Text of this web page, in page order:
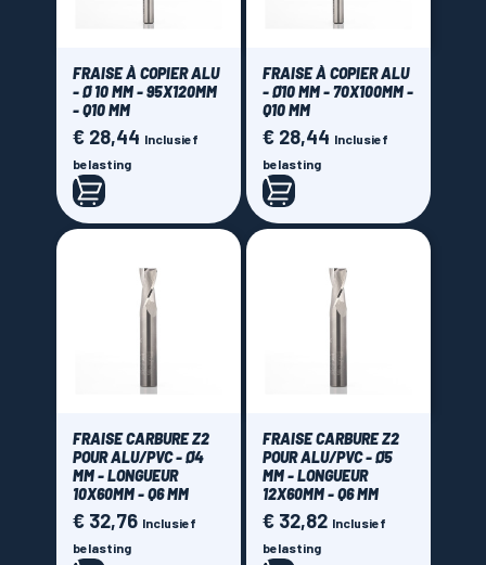
FRAISE À COPIER ALU
- Ø 10 MM - 95X120MM
- Q10 MM
Prijs
€ 28,44 Inclusief
belasting
FRAISE À COPIER ALU
- Ø10 MM - 70X100MM -
Q10 MM
Prijs
€ 28,44 Inclusief
belasting
FRAISE CARBURE Z2
POUR ALU/PVC - Ø4
MM - LONGUEUR
10X60MM - Q6 MM
Prijs
€ 32,76 Inclusief
belasting
FRAISE CARBURE Z2
POUR ALU/PVC - Ø5
MM - LONGUEUR
12X60MM - Q6 MM
Prijs
€ 32,82 Inclusief
belasting